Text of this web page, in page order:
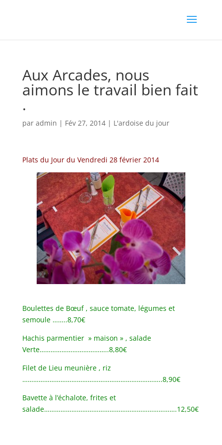
Aux Arcades, nous
aimons le travail bien fait
.
par admin | Fév 27, 2014| L'ardoise du jour
Plats du Jour du Vendredi 28 février 2014
Boulettes de Bœuf , sauce tomate, légumes et
semoule ……..8,70€
Hachis parmentier » maison » , salade
Verte………………………………..8,80€
Filet de Lieu meunière , riz
…………………………………………………………………..8,90€
Bavette à l’échalote, frites et
salade……………………………………………………………….12,50€